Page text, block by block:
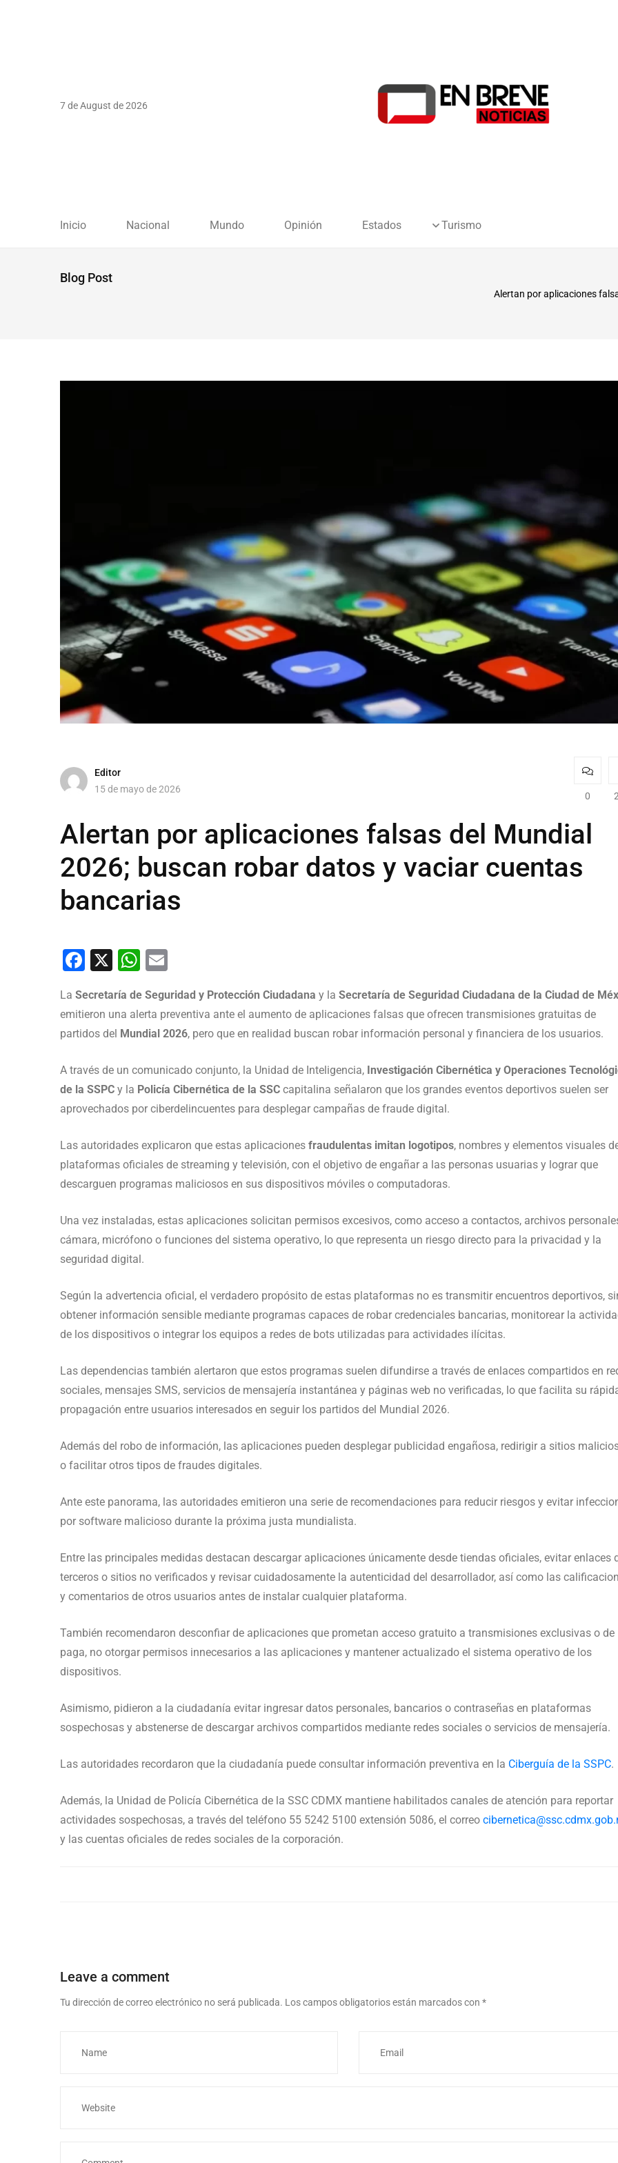
7 de August de 2026
Inicio Nacional Mundo Opinión Estados Turismo
Blog Post
Alertan por aplicaciones
Editor
15 de mayo de 2026
0
Alertan por aplicaciones falsas del Mundial
2026; buscan robar datos y vaciar cuentas
bancarias
Facebook
X WhatsApp
La Secretaría de Seguridad y Protección Ciudadana y la Secretaría de Seguridad Ciudadana de la Ciudad de
emitieron una alerta preventiva ante el aumento de aplicaciones falsas que ofrecen transmisiones gratuitas de
partidos del Mundial 2026, pero que en realidad buscan robar información personal y financiera de los usuarios.
A través de un comunicado conjunto, la Unidad de Inteligencia, Investigación Cibernética y Operaciones
de la SSPC y la Policía Cibernética de la SSC capitalina señalaron que los grandes eventos deportivos suelen ser
aprovechados por ciberdelincuentes para desplegar campañas de fraude digital.
Las autoridades explicaron que estas aplicaciones fraudulentas imitan logotipos, nombres y elementos visuales
plataformas oficiales de streaming y televisión, con el objetivo de engañar a las personas usuarias y lograr que
descarguen programas maliciosos en sus dispositivos móviles o computadoras.
Una vez instaladas, estas aplicaciones solicitan permisos excesivos, como acceso a contactos, archivos
cámara, micrófono o funciones del sistema operativo, lo que representa un riesgo directo para la privacidad y la
seguridad digital.
Según la advertencia oficial, el verdadero propósito de estas plataformas no es transmitir encuentros deportivos,
obtener información sensible mediante programas capaces de robar credenciales bancarias, monitorear la
de los dispositivos o integrar los equipos a redes de bots utilizadas para actividades ilícitas.
Las dependencias también alertaron que estos programas suelen difundirse a través de enlaces compartidos en
sociales, mensajes SMS, servicios de mensajería instantánea y páginas web no verificadas, lo que facilita su
propagación entre usuarios interesados en seguir los partidos del Mundial 2026.
Además del robo de información, las aplicaciones pueden desplegar publicidad engañosa, redirigir a sitios
o facilitar otros tipos de fraudes digitales.
Ante este panorama, las autoridades emitieron una serie de recomendaciones para reducir riesgos y evitar
por software malicioso durante la próxima justa mundialista.
Entre las principales medidas destacan descargar aplicaciones únicamente desde tiendas oficiales, evitar enlaces
terceros o sitios no verificados y revisar cuidadosamente la autenticidad del desarrollador, así como las
y comentarios de otros usuarios antes de instalar cualquier plataforma.
También recomendaron desconfiar de aplicaciones que prometan acceso gratuito a transmisiones exclusivas o de
paga, no otorgar permisos innecesarios a las aplicaciones y mantener actualizado el sistema operativo de los
dispositivos.
Asimismo, pidieron a la ciudadanía evitar ingresar datos personales, bancarios o contraseñas en plataformas
sospechosas y abstenerse de descargar archivos compartidos mediante redes sociales o servicios de mensajería.
Las autoridades recordaron que la ciudadanía puede consultar información preventiva en la Ciberguía de la SSPC.
Además, la Unidad de Policía Cibernética de la SSC CDMX mantiene habilitados canales de atención para reportar
actividades sospechosas, a través del teléfono 55 5242 5100 extensión 5086, el correo
y las cuentas oficiales de redes sociales de la corporación.
Leave a comment
Tu dirección de correo electrónico no será publicada. Los campos obligatorios están marcados con *